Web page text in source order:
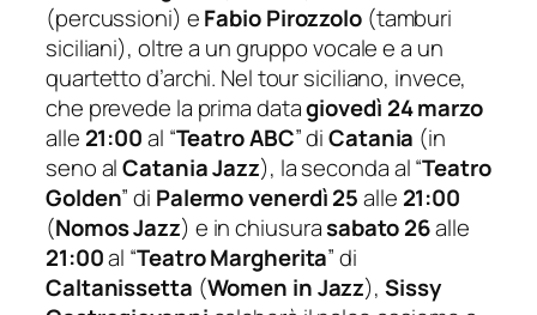
(percussioni) eFabio Pirozzolo(tamburi
siciliani), oltre a un gruppo vocale e a un
quartetto d’archi. Nel tour siciliano, invece,
che prevede la prima datagiovedì 24 marzo
alle 21:00al “Teatro ABC” diCatania (in
seno alCatania Jazz), la seconda al “Teatro
Golden” di Palermovenerdì 25alle 21:00
(Nomos Jazz) e in chiusurasabato 26alle
21:00al “Teatro Margherita” di
Caltanissetta (Women in Jazz), Sissy